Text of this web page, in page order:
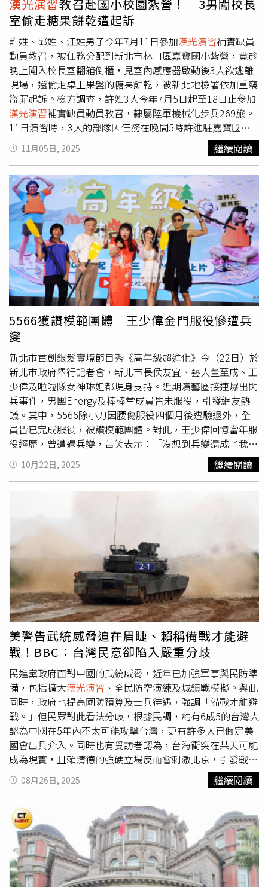
例。據悉，滾裝船專為運輸車輛與鐵路車廂等帶輪貨物而設
計，可透過自身輪胎或運輸車輛完成裝卸。這種設計省去將
車輛吊入船艙的繁瑣流程，不僅提升裝卸效率，也降低車輛
受損風險。對此，中華民國國軍去年便在年度漢光演習
（Han Kuang exercise）中納入新的演練科目，試圖因應來
自中國大陸滾裝船的潛在威脅。
能運作，讓士兵依循清楚指引行動，而非臨場即興發揮。中
華民國政府出資的國防研究智庫「國防安全研究院」
（Institute for National Defence and Security Research）
研究員舒孝煌則提醒，灰色地帶行動與全面戰爭在本質上截
然不同。他表示，許多灰色地帶行動帶有政治意圖，可能是
試探、脅迫，或試圖引發誤判，「要將指揮權收得多緊，必
須極度審慎。領導者必須分辨孤立事件，與為戰爭動員所鋪
陳的前奏。」最嚴厲的批評來自學術團體「台灣國際戰略學
會」（Taiwan International Strategic Study Society）資深
研究員譚傳毅。他警告，去中心化指揮可能掩蓋更深層的結
構性弱點。譚傳毅稱，有人認為台灣地面部隊過度依賴上級
指揮是1項弱點，但他認為，目前所描繪的去中心化指揮與
管制「是1種為失敗而部署的方案，是愚蠢的共識。」他質
疑去中心化究竟要延伸到何種層級，並警告台灣可能在第一
線部隊尚未具備獨立作戰能力前，就先行拆除高層指揮的
「作戰轉換功能」。譚傳毅指出，理論上，去中心化可以下
探到單一士兵，也可以涵蓋連、營、旅等層級，「但界線在
哪？最基本的作戰單位是什麼？」他認為，在戰爭情境中，
解放軍將首先建立空中、海上與電磁優勢，切斷指揮鏈與對
外通訊，包括全球定位系統（GPS），這正是近期漢光演習
所假設的狀況。他指出，單一士兵面對的將不是解放軍步
兵，而是無人機、滯空彈藥與地面作戰機器人，「1名士兵
真的能夠應付這些嗎？」即便將層級提升到連級作戰，譚傳
毅也質疑，在遭自殺式無人機與作戰機器人攻擊的情況下，
步兵連若指揮鏈被切斷，該如何向其他單位請求電子戰或無
人機支援。他進一步指出，若一個電子戰連的裝備遭到全面
干擾，又要如何支援其他單位，甚至如何為自身請求支援？
在戰時，1名營長名義上或許擁有部隊，但實際上可能連1名
士兵都無法指揮。譚傳毅警告，若在缺乏完整協調的情況下
推動去中心化指揮，可能「迫使戰鬥進入民用區域，或導致
部隊投降，反而提高平民傷亡，而非提升韌性。」儘管承認
風險，國防與情報官員仍堅稱，去中心化是因應現代戰爭現
實的必要調整，而非取代指揮體系。中華民國國安局長蔡明
彥17日向立法委員表示，解放軍持續在多個領域施加壓力，
凸顯調整作法的急迫性。他指出，今年解放軍軍機進入台灣
周邊空域的次數超過3,750次，創下新高；此外，中國大陸
海警船幾乎每個月都進入台灣實際控制的離島金門周邊海
域。他也表示，中國大陸海警船間歇性地出現在台灣控制的
東沙群島周邊海域，模糊台北對該海域的主權主張。蔡明彥
強調，台灣海峽、東海與南海的安全如今已緊密相連。蔡明
彥指出，解放軍的海空行動已在台灣海峽以外引發警訊。他
舉例，今年6月，從山東號航空母艦起飛的解放軍戰機，與
日本1架P-3C反潛機遭遇。本月稍早，來自遼寧號航空母艦
的解放軍J-15戰機，曾2度在沖繩（Okinawa）東南方空域
對日本F-15戰機進行雷達鎖定，「這些發展顯示，台灣海
峽、東海與南海的安全已高度連動。」觀察人士指出，即便
在台灣自身的演習中，去中心化的實踐仍然相當有限。在中
華民國政府資助的「遠景基金會」（Prospect
Foundation）發表的1篇文章中，國立政治大學榮譽教授、
安全研究專家丁樹範指出，去中心化指揮「說起來容易，做
起來困難。」他寫道，這涉及根本性的挑戰，尤其是在指揮
系統受損時，中低階指揮官該如何運作，而最大的障礙在於
培養能在去中心化環境中指揮的軍官。丁樹範警告，根據西
的報導，相關演訓至今僅在
較高層級測試去中心化。他表示，若這些觀察屬實，去中心
化的程度似乎僅限於軍團層級，並未進一步向下延伸，「實
務上，這只意味著由1名軍團副司令取代軍團司令成為決策
者。坦白說，這樣仍然不足，儘管培養真正的能力確實極其
困難。」
漢光演習教召赴國小校園紮營！ 3男闖校長
室偷走糖果餅乾遭起訴
許姓、邱姓、江姓男子今年7月11日參加漢光演習補實缺員
動員教召，被任務分配到新北市林口區嘉寶國小紮營，竟趁
晚上闖入校長室翻箱倒櫃，見室內感應器啟動後3人欲逃離
現場，還偷走桌上果盤的糖果餅乾，被新北地檢署依加重竊
盜罪起訴。檢方調查，許姓3人今年7月5日起至18日止參加
漢光演習補實缺員動員教召，隸屬陸軍機械化步兵269旅。
11日演習時，3人的部隊因任務在晚間5時許進駐嘉寶國小4
樓視聽教室，許、江兩人卻在晚間6時許跑到3樓校長室「探
險」，發現校長室窗戶沒上鎖，就手賤伸手打開校長室大
門。約莫1小時後，許、江兩人帶著邱一起跑回校長室，3人
悄悄闖入校長室翻箱倒櫃，看到室內的感應監視器因此啟動
後跑走，邱和江卻在離開前順走校長室桌上糖果盤的糖果餅
乾，全程被透過手機APP監看監視器的校長目睹並通報軍
方。檢方認為，許等3人所為犯加重竊盜、侵入住宅罪，以
想像競合犯從重論以加重竊盜罪起訴。
11月05日, 2025 繼續閱讀
5566獲讚模範團體 王少偉金門服役慘遭兵
變
新北市首創銀髮實境節目秀《高年級超進化》今（22日）於
新北市政府舉行記者會，新北市長侯友宜、藝人董至成、王
少偉及啦啦隊女神琳妲都現身支持。近期演藝圈接連爆出閃
兵事件，男團Energy及棒棒堂成員皆未服役，引發網友熱
議。其中，5566除小刀因腰傷服役四個月後遭驗退外，全
員皆已完成服役，被讚模範團體。對此，王少偉回憶當年服
役經歷，曾遭遇兵變，苦笑表示：「沒想到兵變還成了我有
當兵的證據。」王少偉分享自己曾在金門服役，退伍後才進
入演藝圈。談及5566成為網友們力讚的當兵典範，他說，
當時團員中僅許孟哲尚未服役，等到許孟哲要入伍時，團體
合約剛好到期，「我記得孟哲剃頭的時候，我還有去看
他。」他與董至成都服役1年10個月。董至成則分享自己當
兵的甘苦談：「我還背過拐拐（無限電）、夜行軍、
習、陸軍步兵，所以你看多苦啊。」談到閃兵問題，兩人都
表示，身體如果真的有狀況，不能勉強，不是每個人都適合
當兵。
10月22日, 2025 繼續閱讀
美警告武統威脅迫在眉睫、賴稱備戰才能避
戰！BBC：台灣民意卻陷入嚴重分歧
民進黨政府面對中國的武統威脅，近年已加強軍事與民防準
備，包括擴大漢光演習 、全民防空演練及城鎮戰模擬。與此
同時，政府也提高國防預算及士兵待遇，強調「備戰才能避
戰。」但民眾對此看法分歧，根據民調，約有6成5的台灣人
認為中國在5年內不太可能攻擊台灣，更有許多人已假定美
國會出兵介入。同時也有受訪者認為，台海衝突在某天可能
成為現實，且賴清德的強硬立場反而會刺激北京，引發戰
火。《BBC》數位部門的首位亞洲記者黃曉恩（Tessa
Wong）今撰文指出，在金門，一個距離中國海岸僅數公里
的小島，某個平靜的星期五早晨，突然響起了尖銳的空襲警
報聲。當地政府辦公室內，職員迅速關燈、躲進桌下，或奔
往地下停車場避難。附近的醫院裡，醫護人員忙著處理大批
帶著鮮血傷痕的「傷患」。然而，這些血跡全是假造的，所
謂的傷患也只是志願演員。這一切都是台灣政府在上個月舉
行的全國性民防與軍事演習的一部分。這些演習的目的很明
08月26日, 2025 繼續閱讀